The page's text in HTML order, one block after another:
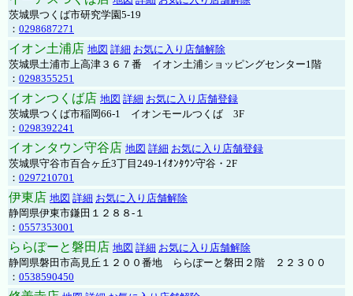
茨城県つくば市研究学園5-19
： 0298687271
イオン土浦店 地図 詳細 お気に入り店舗解除
茨城県土浦市上高津３６７番 イオン土浦ショッピングセンター1階
： 0298355251
イオンつくば店 地図 詳細 お気に入り店舗登録
茨城県つくば市稲岡66-1 イオンモールつくば 3F
： 0298392241
イオンタウン守谷店 地図 詳細 お気に入り店舗登録
茨城県守谷市百合ヶ丘3丁目249-1ｲｵﾝﾀｳﾝ守谷・2F
： 0297210701
伊東店 地図 詳細 お気に入り店舗解除
静岡県伊東市鎌田１２８８-１
： 0557353001
ららぽーと磐田店 地図 詳細 お気に入り店舗解除
静岡県磐田市高見丘１２００番地 ららぽーと磐田２階 ２２３００
： 0538590450